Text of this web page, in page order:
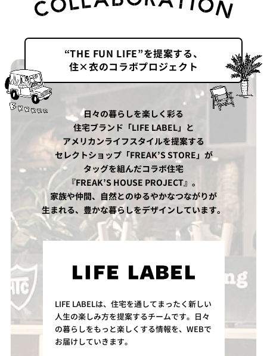
“THE FUN LIFE”を提案する、
住×衣のコラボプロジェクト
日々の暮らしを楽しく彩る
住宅ブランド「LIFE LABEL」と
アメリカンライフスタイルを提案する
セレクトショップ「FREAK’S STORE」が
タッグを組んだコラボ住宅
『FREAK’S HOUSE PROJECT』。
家族や仲間、自然とのゆるやかなつながりが
生まれる、豊かな暮らしをデザインしています。
LIFE LABELは、住宅を通してまったく新しい
人生の楽しみ方を提案するチームです。日々
の暮らしをもっと楽しくする情報を、WEBで
お届けしていきます。